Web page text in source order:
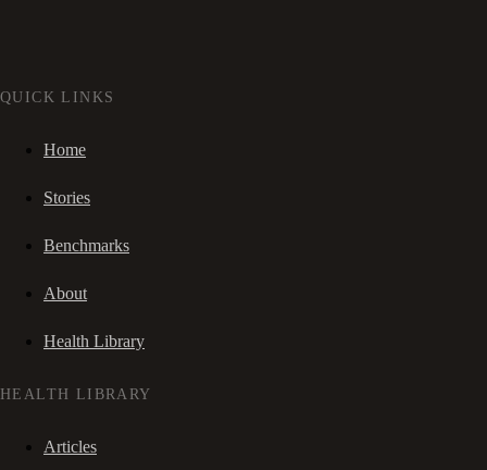
QUICK LINKS
Home
Stories
Benchmarks
About
Health Library
HEALTH LIBRARY
Articles